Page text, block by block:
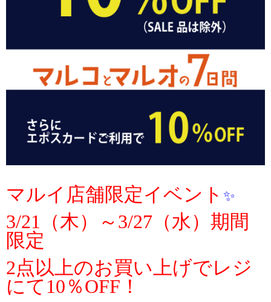
マルイ店舗限定イベント ✨
3/21（木）～3/27（水）期間
限定
2点以上のお買い上げでレジ
にて10％OFF！